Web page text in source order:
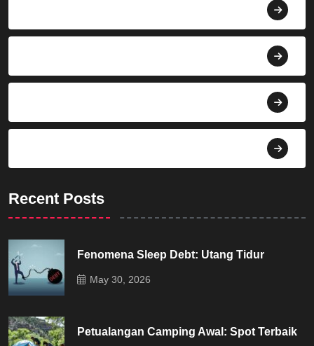
Recent Posts
Fenomena Sleep Debt: Utang Tidur
May 30, 2026
Petualangan Camping Awal: Spot Terbaik